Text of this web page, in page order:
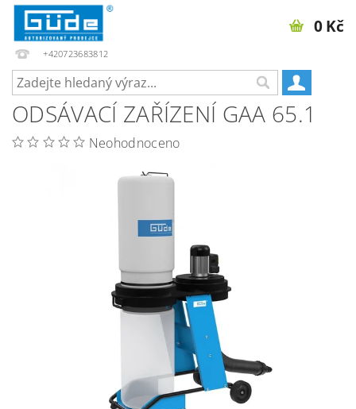
+420723683812
0 Kč
ODSÁVACÍ ZAŘÍZENÍ GAA 65.1
Neohodnoceno